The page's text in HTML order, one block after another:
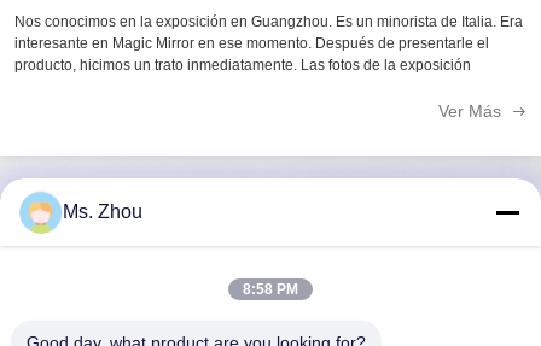
trato en el acto!
Nos conocimos en la exposición en Guangzhou. Es un minorista de Italia. Era
interesante en Magic Mirror en ese momento. Después de presentarle el
producto, hicimos un trato inmediatamente. Las fotos de la exposición
Ver Más
Ms. Zhou
8:58 PM